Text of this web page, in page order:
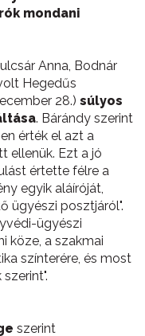
mondani
Anna, Bodnár
Hegedűs
28.) súlyos
. Bárándy szerint
érték el azt a
ellenük. Ezt a jó
értette félre a
egyik aláíróját,
ügyészi posztjáról".
ügyészi
köze, a szakmai
színterére, és most
szerint